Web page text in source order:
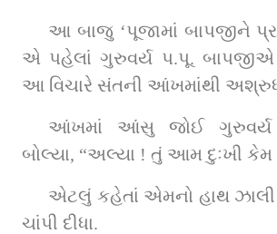
આ બાજુ ‘પૂજામાં બાપજીને
એ પહેલાં ગુરુવર્ય પ.પૂ. બાપજીએ
આ વિચારે સંતની આંખમાંથી
આંખમાં આંસુ જોઈ ગુરુવર્ય
બોલ્યા, “અલ્યા ! તું આમ દુઃખી કેમ
એટલું કહેતાં એમનો હાથ
ચાંપી દીધા.